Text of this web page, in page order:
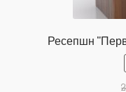
Ресепшн